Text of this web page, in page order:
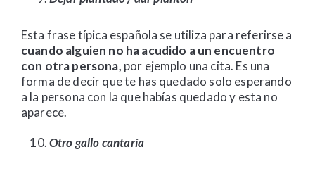
Esta frase típica española se utiliza para referirse a
cuando alguien no ha acudido a un encuentro
con otra persona, por ejemplo una cita. Es una
forma de decir que te has quedado solo esperando
a la persona con la que habías quedado y esta no
aparece.
Otro gallo cantaría